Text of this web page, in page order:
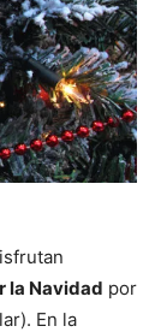
la Navidad por
En la